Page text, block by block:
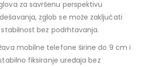
za savršenu perspektivu
zglob se može zaključati
bez podrhtavanja.
mobilne telefone širine do 9 cm i
fiksiranje uređaja bez